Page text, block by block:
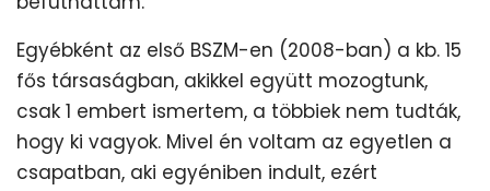
Egyébként az első BSZM-en (2008-ban) a kb. 15
fős társaságban, akikkel együtt mozogtunk,
csak 1 embert ismertem, a többiek nem tudták,
hogy ki vagyok. Mivel én voltam az egyetlen a
csapatban, aki egyéniben indult, ezért